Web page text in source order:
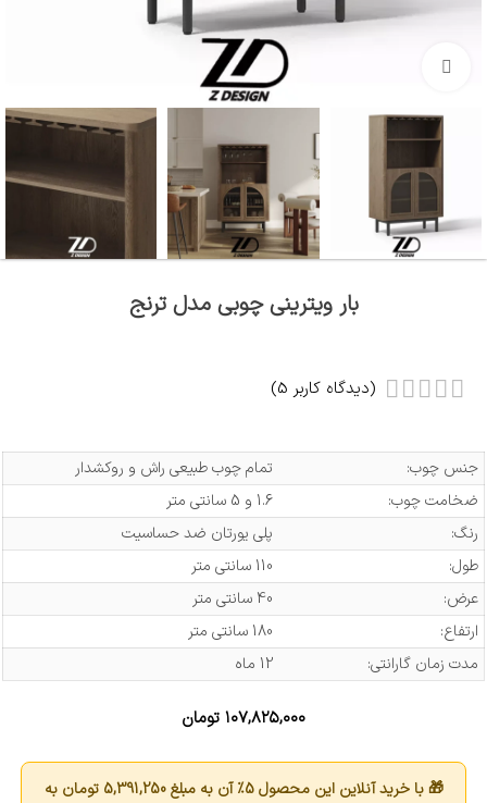
بار ویترینی چوبی مدل ﺗﺮﻧﺞ
(دیدگاه کاربر 5
)
جنس چوب:
تمام چوب طبیعی راش و روکشدار
ضخامت چوب:
1.6 و 5 سانتی متر
رنگ:
پلی یورتان ضد حساسیت
طول:
110 سانتی متر
عرض:
40 سانتی متر
ارتفاع:
180 سانتی متر
مدت زمان گارانتی:
12 ماه
۱۰۷,۸۲۵,۰۰۰ تومان
🎁 با خرید آنلاین این محصول 5٪ آن به مبلغ 5,391,250 تومان به